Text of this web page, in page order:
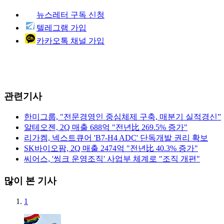
뉴스레터 구독 신청
텔레그램 가입
카카오톡 채널 가입
관련기사
한미그룹, "전문경영인 중심체제 구축, 매분기 실적경신”
알테오젠, 2Q 매출 688억 "전년比 269.5% 증가"
리가켐, 넥스트큐어 'B7-H4 ADC' 단독개발 권리 확보
SK바이오팜, 2Q 매출 2474억 "전년比 40.3% 증가"
씨어스, '씽크 운영조직' 사업부 체계로 "조직 개편"
많이 본 기사
1